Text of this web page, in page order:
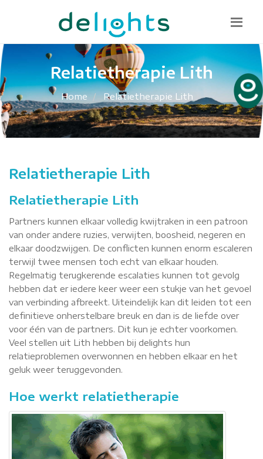
085 130 1482
info@delights.nu
Relatietherapie Lith
Home Relatietherapie Lith
Relatietherapie Lith
Relatietherapie Lith
Partners kunnen elkaar volledig kwijtraken in een patroon
van onder andere ruzies, verwijten, boosheid, negeren en
elkaar doodzwijgen. De conflicten kunnen enorm escaleren
terwijl twee mensen toch echt van elkaar houden.
Regelmatig terugkerende escalaties kunnen tot gevolg
hebben dat er iedere keer weer een stukje van het gevoel
van verbinding afbreekt. Uiteindelijk kan dit leiden tot een
definitieve onherstelbare breuk en dan is de liefde over
voor één van de partners. Dit kun je echter voorkomen.
Veel stellen uit Lith hebben bij delights hun
relatieproblemen overwonnen en hebben elkaar en het
geluk weer teruggevonden.
Hoe werkt relatietherapie